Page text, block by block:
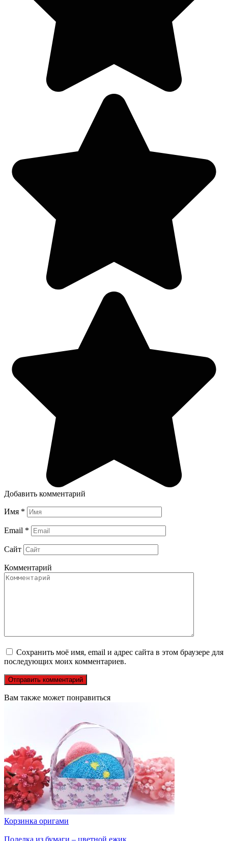
Добавить комментарий
Имя *
Email *
Сайт
Комментарий
Сохранить моё имя, email и адрес сайта в этом браузере для
последующих моих комментариев.
Вам также может понравиться
Корзинка оригами
Поделка из бумаги – цветной ежик